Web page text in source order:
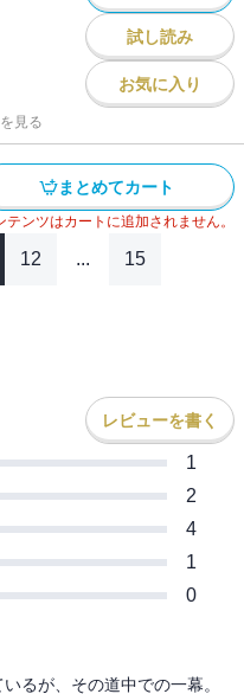
試し読み
お気に入り
見る
まとめてカート
ンツはカートに追加されません。
12 ... 15
レビューを書く
1
2
4
1
0
るが、その道中での一幕。